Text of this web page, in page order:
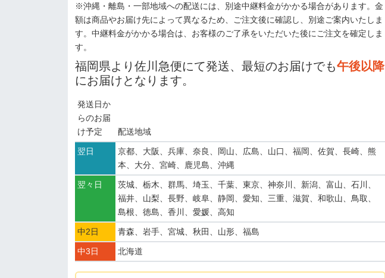
※沖縄・離島・一部地域への配送には、別途中継料金がかかる場合があります。金
額は商品やお届け先によって異なるため、ご注文後に確認し、別途ご案内いたしま
す。中継料金がかかる場合は、お客様のご了承をいただいた後にご注文を確定しま
す。
発送日か
らのお届
け予定
配送地域
翌日
京都、大阪、兵庫、奈良、岡山、広島、山口、福岡、佐賀、長崎、熊
本、大分、宮崎、鹿児島、沖縄
翌々日
茨城、栃木、群馬、埼玉、千葉、東京、神奈川、新潟、富山、石川、
福井、山梨、長野、岐阜、静岡、愛知、三重、滋賀、和歌山、鳥取、
島根、徳島、香川、愛媛、高知
中2日 青森、岩手、宮城、秋田、山形、福島
中3日 北海道
福岡県より佐川急便にて発送、最短のお届けでも午後以降
にお届けとなります。